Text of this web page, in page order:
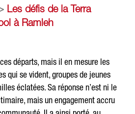
Les défis de la Terra
à Ramleh
départs, mais il en mesure les
qui se vident, groupes de jeunes
éclatées. Sa réponse n’est ni le
mais un engagement accru